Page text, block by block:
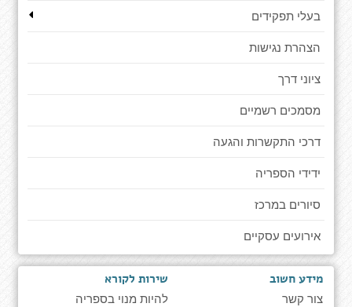
בעלי תפקידים
הצהרת נגישות
ציוני דרך
מסמכים רשמיים
דרכי התקשרות והגעה
ידידי הספריה
סיורים במרכז
אירועים עסקיים
מידע חשוב
צור קשר
שירות לקורא
להיות מנוי בספריה